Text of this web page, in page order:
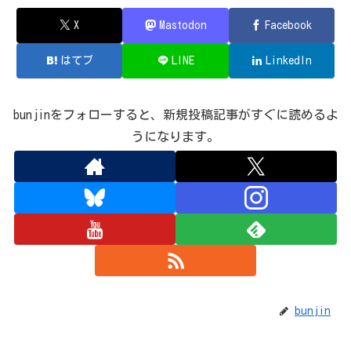
X Mastodon Facebook
はてブ LINE LinkedIn
bunjinをフォローすると、新規投稿記事がすぐに読めるよ
うになります。
bunjin